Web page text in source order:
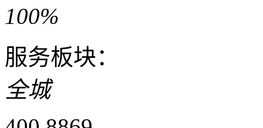
100%
服务板块：
全城